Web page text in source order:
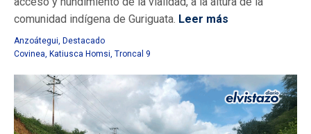
comunidad indígena de Guriguata. Leer más
Anzoátegui, Destacado
Covinea, Katiusca Homsi, Troncal 9